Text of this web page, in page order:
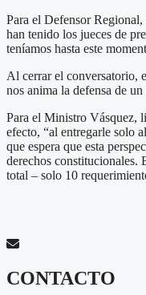
Para el Defensor
han tenido los jueces de
teníamos hasta este
Al cerrar el conversatorio,
nos anima la defensa de
Para el Ministro Vásquez,
efecto, “al entregarle solo
que espera que esta
derechos constitucionales.
total – solo 10
CONTACTO